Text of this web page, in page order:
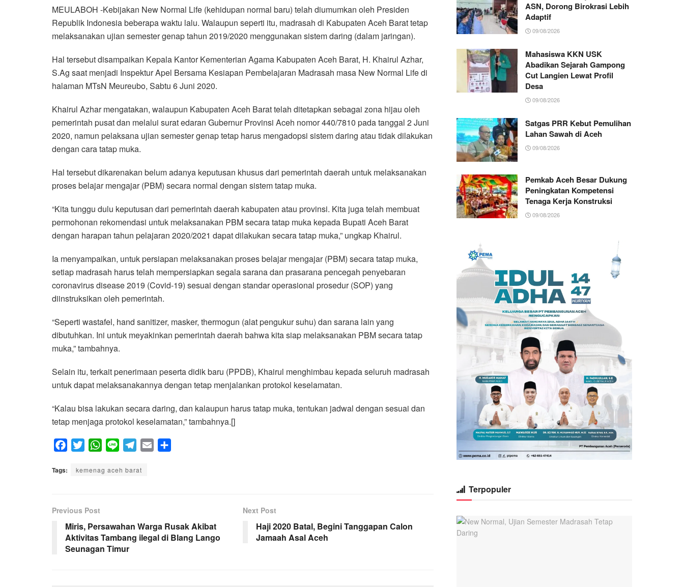
c
e
b
o
k
i
t
r
a
t
s
p
p
n
e
l
e
g
a
m
a
i
l
a
r
e
MEULABOH -Kebijakan New Normal Life (kehidupan normal baru) telah diumumkan oleh Presiden
Republik Indonesia beberapa waktu lalu. Walaupun seperti itu, madrasah di Kabupaten Aceh Barat tetap
melaksanakan ujian semester genap tahun 2019/2020 menggunakan sistem daring (dalam jaringan).
Hal tersebut disampaikan Kepala Kantor Kementerian Agama Kabupaten Aceh Barat, H. Khairul Azhar,
S.Ag saat menjadi Inspektur Apel Bersama Kesiapan Pembelajaran Madrasah masa New Normal Life di
halaman MTsN Meureubo, Sabtu 6 Juni 2020.
Khairul Azhar mengatakan, walaupun Kabupaten Aceh Barat telah ditetapkan sebagai zona hijau oleh
pemerintah pusat dan melalui surat edaran Gubernur Provinsi Aceh nomor 440/7810 pada tanggal 2 Juni
2020, namun pelaksana ujian semester genap tetap harus mengadopsi sistem daring atau tidak dilakukan
dengan cara tatap muka.
Hal tersebut dikarenakan belum adanya keputusan khusus dari pemerintah daerah untuk melaksanakan
proses belajar mengajar (PBM) secara normal dengan sistem tatap muka.
“Kita tunggu dulu keputusan dari pemerintah daerah kabupaten atau provinsi. Kita juga telah membuat
permohonan rekomendasi untuk melaksanakan PBM secara tatap muka kepada Bupati Aceh Barat
dengan harapan tahun pelajaran 2020/2021 dapat dilakukan secara tatap muka,” ungkap Khairul.
Ia menyampaikan, untuk persiapan melaksanakan proses belajar mengajar (PBM) secara tatap muka,
setiap madrasah harus telah mempersiapkan segala sarana dan prasarana pencegah penyebaran
coronavirus disease 2019 (Covid-19) sesuai dengan standar operasional prosedur (SOP) yang
diinstruksikan oleh pemerintah.
“Seperti wastafel, hand sanitizer, masker, thermogun (alat pengukur suhu) dan sarana lain yang
dibutuhkan. Ini untuk meyakinkan pemerintah daerah bahwa kita siap melaksanakan PBM secara tatap
muka,” tambahnya.
Selain itu, terkait penerimaan peserta didik baru (PPDB), Khairul menghimbau kepada seluruh madrasah
untuk dapat melaksanakannya dengan tetap menjalankan protokol keselamatan.
“Kalau bisa lakukan secara daring, dan kalaupun harus tatap muka, tentukan jadwal dengan sesuai dan
tetap menjaga protokol keselamatan,” tambahnya.[]
o
o
k
i
e
W
a
p
p
n
l
a
m
Tags: kemenag aceh barat
Previous Post
Miris, Persawahan Warga Rusak Akibat
Aktivitas Tambang ilegal di Blang Lango
Seunagan Timur
Next Post
Haji 2020 Batal, Begini Tanggapan Calon
Jamaah Asal Aceh
ASN, Dorong Birokrasi Lebih
Adaptif
09/08/2026
Mahasiswa KKN USK
Abadikan Sejarah Gampong
Cut Langien Lewat Profil
Desa
09/08/2026
Satgas PRR Kebut Pemulihan
Lahan Sawah di Aceh
09/08/2026
Pemkab Aceh Besar Dukung
Peningkatan Kompetensi
Tenaga Kerja Konstruksi
09/08/2026
Terpopuler